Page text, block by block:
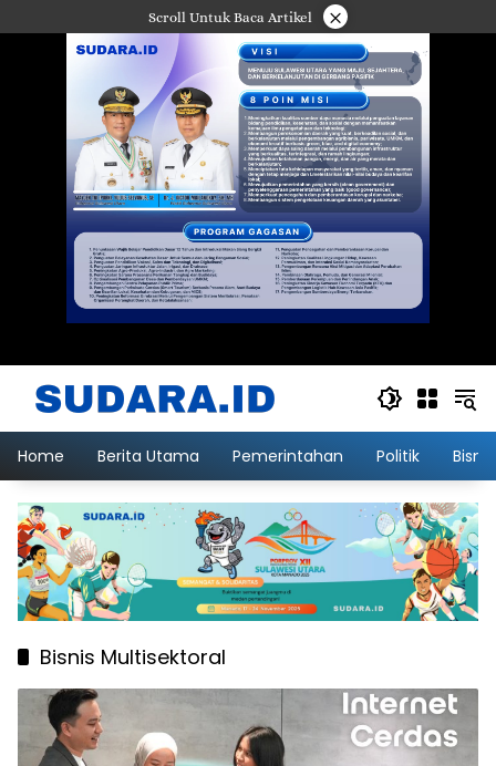
ke
Scroll Untuk Baca Artikel ×
Home Berita Utama Pemerintahan Politik
Bisnis Multisektoral